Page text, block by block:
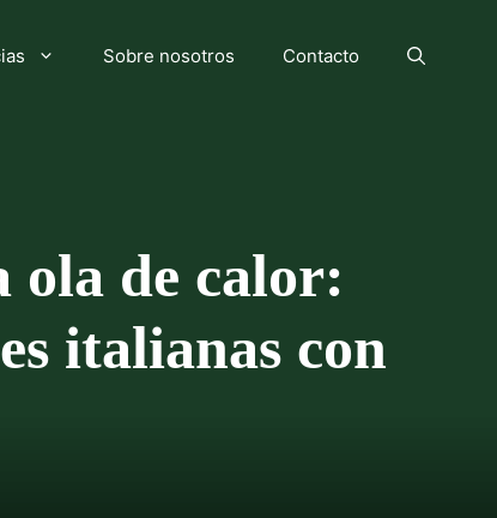
Sobre nosotros Contacto
ola de calor:
italianas con